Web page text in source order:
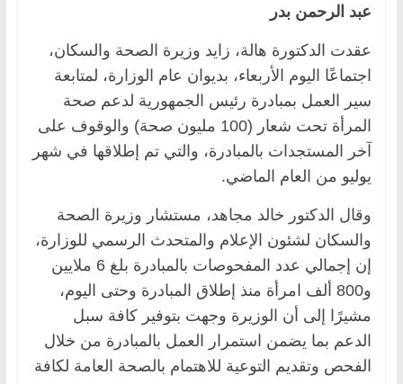
عبد الرحمن بدر
عقدت الدكتورة هالة، زايد وزيرة الصحة والسكان،
اجتماعًا اليوم الأربعاء، بديوان عام الوزارة، لمتابعة
سير العمل بمبادرة رئيس الجمهورية لدعم صحة
المرأة تحت شعار (100 مليون صحة) والوقوف على
آخر المستجدات بالمبادرة، والتي تم إطلاقها في شهر
يوليو من العام الماضي.
وقال الدكتور خالد مجاهد، مستشار وزيرة الصحة
والسكان لشئون الإعلام والمتحدث الرسمي للوزارة،
إن إجمالي عدد المفحوصات بالمبادرة بلغ 6 ملايين
و800 ألف امرأة منذ إطلاق المبادرة وحتى اليوم،
مشيرًا إلى أن الوزيرة وجهت بتوفير كافة سبل
الدعم بما يضمن استمرار العمل بالمبادرة من خلال
الفحص وتقديم التوعية للاهتمام بالصحة العامة لكافة